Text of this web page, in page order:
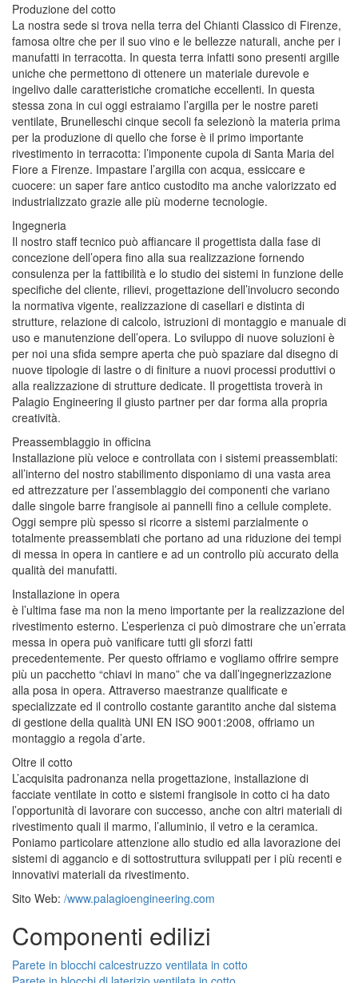
Produzione del cotto
La nostra sede si trova nella terra del Chianti Classico di Firenze,
famosa oltre che per il suo vino e le bellezze naturali, anche per i
manufatti in terracotta. In questa terra infatti sono presenti argille
uniche che permettono di ottenere un materiale durevole e
ingelivo dalle caratteristiche cromatiche eccellenti. In questa
stessa zona in cui oggi estraiamo l’argilla per le nostre pareti
ventilate, Brunelleschi cinque secoli fa selezionò la materia prima
per la produzione di quello che forse è il primo importante
rivestimento in terracotta: l’imponente cupola di Santa Maria del
Fiore a Firenze. Impastare l’argilla con acqua, essiccare e
cuocere: un saper fare antico custodito ma anche valorizzato ed
industrializzato grazie alle più moderne tecnologie.
Ingegneria
Il nostro staff tecnico può affiancare il progettista dalla fase di
concezione dell’opera fino alla sua realizzazione fornendo
consulenza per la fattibilità e lo studio dei sistemi in funzione delle
specifiche del cliente, rilievi, progettazione dell’involucro secondo
la normativa vigente, realizzazione di casellari e distinta di
strutture, relazione di calcolo, istruzioni di montaggio e manuale di
uso e manutenzione dell’opera. Lo sviluppo di nuove soluzioni è
per noi una sfida sempre aperta che può spaziare dal disegno di
nuove tipologie di lastre o di finiture a nuovi processi produttivi o
alla realizzazione di strutture dedicate. Il progettista troverà in
Palagio Engineering il giusto partner per dar forma alla propria
creatività.
Preassemblaggio in officina
Installazione più veloce e controllata con i sistemi preassemblati:
all’interno del nostro stabilimento disponiamo di una vasta area
ed attrezzature per l’assemblaggio dei componenti che variano
dalle singole barre frangisole ai pannelli fino a cellule complete.
Oggi sempre più spesso si ricorre a sistemi parzialmente o
totalmente preassemblati che portano ad una riduzione dei tempi
di messa in opera in cantiere e ad un controllo più accurato della
qualità dei manufatti.
Installazione in opera
è l’ultima fase ma non la meno importante per la realizzazione del
rivestimento esterno. L’esperienza ci può dimostrare che un’errata
messa in opera può vanificare tutti gli sforzi fatti
precedentemente. Per questo offriamo e vogliamo offrire sempre
più un pacchetto “chiavi in mano” che va dall’ingegnerizzazione
alla posa in opera. Attraverso maestranze qualificate e
specializzate ed il controllo costante garantito anche dal sistema
di gestione della qualità UNI EN ISO 9001:2008, offriamo un
montaggio a regola d’arte.
Oltre il cotto
L’acquisita padronanza nella progettazione, installazione di
facciate ventilate in cotto e sistemi frangisole in cotto ci ha dato
l’opportunità di lavorare con successo, anche con altri materiali di
rivestimento quali il marmo, l’alluminio, il vetro e la ceramica.
Poniamo particolare attenzione allo studio ed alla lavorazione dei
sistemi di aggancio e di sottostruttura sviluppati per i più recenti e
innovativi materiali da rivestimento.
Sito Web: /www.palagioengineering.com
Componenti edilizi
Parete in blocchi calcestruzzo ventilata in cotto